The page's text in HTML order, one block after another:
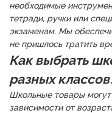
необходимые
тетради, ручки или
экзаменам. Мы
не пришлось тратить
Как выбрать
разных
Школьные товары могут
зависимости от